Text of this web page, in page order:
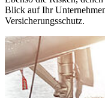
Blick auf Ihr
Versicherungsschutz.